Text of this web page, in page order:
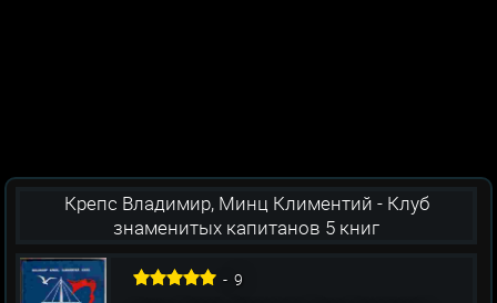
Крепс Владимир, Минц Климентий - Клуб
знаменитых капитанов 5 книг
-9